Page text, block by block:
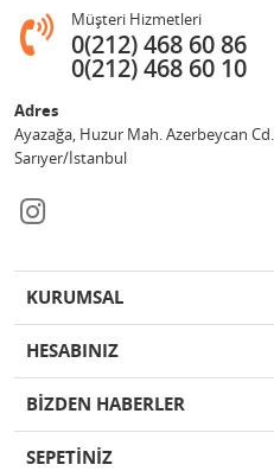
Müşteri Hizmetleri
0(212) 468 60 86
0(212) 468 60 10
Adres
Ayazağa, Huzur Mah. Azerbeycan
Sarıyer/İstanbul
KURUMSAL
HESABINIZ
BİZDEN HABERLER
SEPETİNİZ